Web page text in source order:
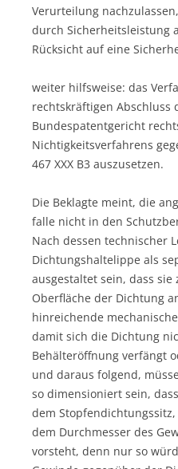
Verurteilung
durch Sicherheitsleistung
Rücksicht auf eine
weiter hilfsweise: das
rechtskräftigen Abschluss
Bundespatentgericht
Nichtigkeitsverfahrens
467 XXX B3 auszusetzen.
Die Beklagte meint, die
falle nicht in den
Nach dessen technischer
Dichtungshaltelippe als
ausgestaltet sein, dass
Oberfläche der Dichtung
hinreichende
damit sich die Dichtung
Behälteröffnung verfängt
und daraus folgend,
so dimensioniert sein,
dem
dem Durchmesser des
vorsteht, denn nur so